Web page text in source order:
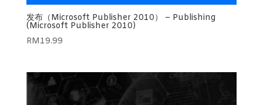
发布（Microsoft Publisher 2010） – Publishing
(Microsoft Publisher 2010)
RM19.99